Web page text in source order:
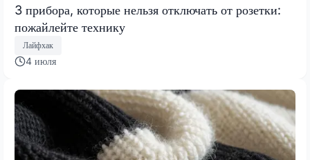
3 прибора, которые нельзя отключать от розетки:
пожайлейте технику
Лайфхак
4 июля